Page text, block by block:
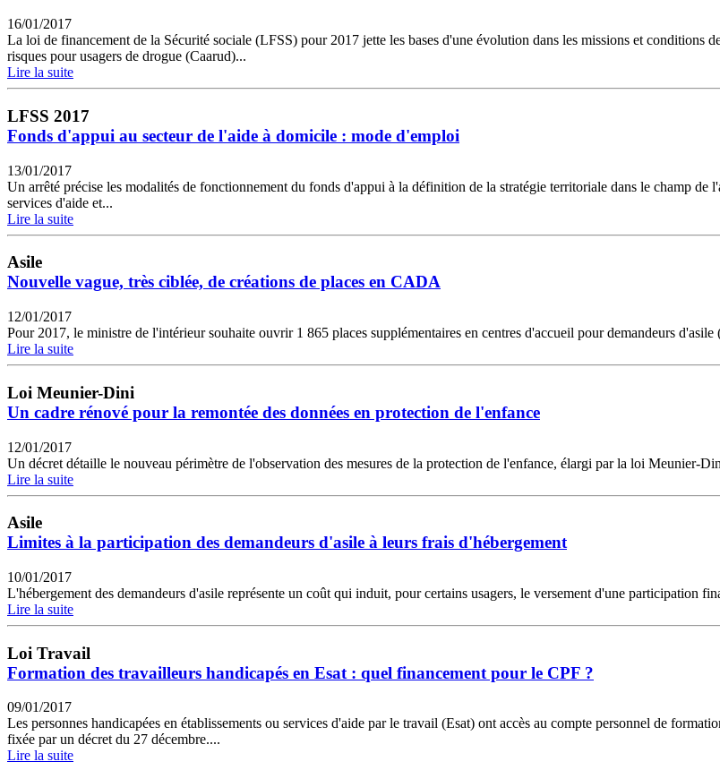
16/01/2017
La loi de financement de la Sécurité sociale (LFSS) pour 2017 jette les bases d'une évolution dans les missions et conditions
risques pour usagers de drogue (Caarud)...
Lire la suite
LFSS 2017
Fonds d'appui au secteur de l'aide à domicile : mode d'emploi
13/01/2017
Un arrêté précise les modalités de fonctionnement du fonds d'appui à la définition de la stratégie territoriale dans le champ
services d'aide et...
Lire la suite
Asile
Nouvelle vague, très ciblée, de créations de places en CADA
12/01/2017
Pour 2017, le ministre de l'intérieur souhaite ouvrir 1 865 places supplémentaires en centres d'accueil pour demandeurs
Lire la suite
Loi Meunier-Dini
Un cadre rénové pour la remontée des données en protection de l'enfance
12/01/2017
Un décret détaille le nouveau périmètre de l'observation des mesures de la protection de l'enfance, élargi par la loi Meunier-
Lire la suite
Asile
Limites à la participation des demandeurs d'asile à leurs frais d'hébergement
10/01/2017
L'hébergement des demandeurs d'asile représente un coût qui induit, pour certains usagers, le versement d'une participation
Lire la suite
Loi Travail
Formation des travailleurs handicapés en Esat : quel financement pour le CPF ?
09/01/2017
Les personnes handicapées en établissements ou services d'aide par le travail (Esat) ont accès au compte personnel de
fixée par un décret du 27 décembre....
Lire la suite